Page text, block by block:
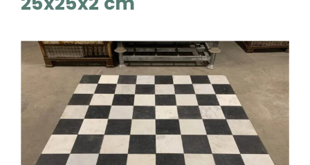
Oude planken
Vloertegels
Deuren en ramen
Natuurstenen bakken
Wandtegels
HEKWERK